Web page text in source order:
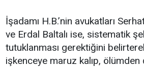
İşadamı H.B.’nin avukatları
ve Erdal Baltalı ise, sistematik
tutuklanması gerektiğini
işkenceye maruz kalıp,